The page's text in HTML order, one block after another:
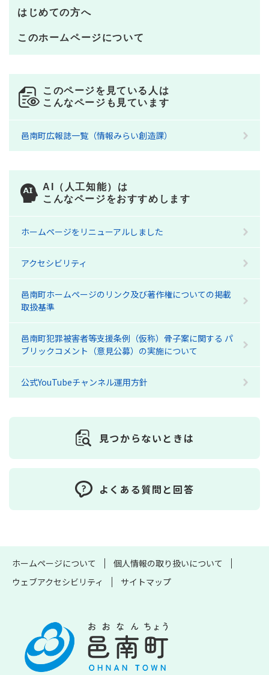
はじめての方へ
このホームページについて
このページを見ている人は
こんなページも見ています
邑南町広報誌一覧（情報みらい創造課）
AI（人工知能）は
こんなページをおすすめします
ホームページをリニューアルしました
アクセシビリティ
邑南町ホームページのリンク及び著作権についての掲載
取扱基準
邑南町犯罪被害者等支援条例（仮称）骨子案に関する パ
ブリックコメント（意見公募）の実施について
公式YouTubeチャンネル運用方針
見つからないときは
よくある質問と回答
ホームページについて
個人情報の取り扱いについて
ウェブアクセシビリティ
サイトマップ